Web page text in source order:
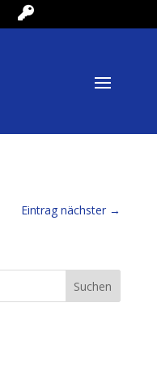
Eintrag nächster →